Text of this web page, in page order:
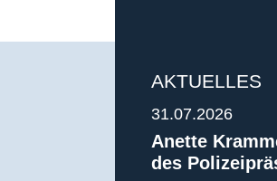
AKTUELLES
31.07.2026
Anette
des